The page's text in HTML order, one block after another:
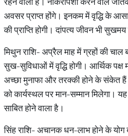
अवसर प्राप्त होंगे। इनकम में वृद्धि के
की प्राप्ति होगी। दांपत्य जीवन भी सुखमय
मिथुन राशि- अप्रैल माह में ग्रहों की
सुख-सुविधाओं में वृद्धि होगी। आर्थिक पक्ष
अच्छा मुनाफा और तरक्की होने के संकेत
को कार्यस्थल पर मान-सम्मान मिलेगा।
साबित होने वाला है।
सिंह राशि- अचानक धन-लाभ होने के